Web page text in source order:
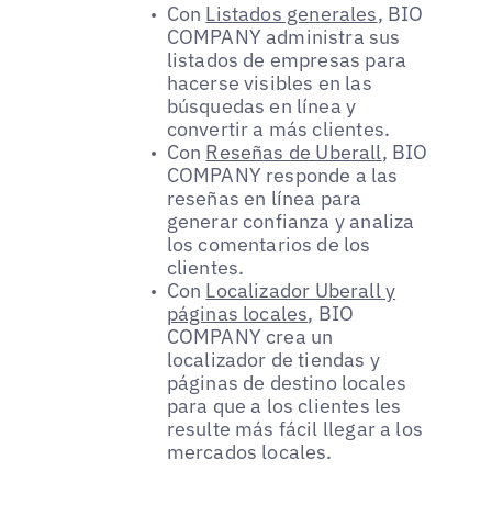
Con Listados generales, BIO
COMPANY administra sus
listados de empresas para
hacerse visibles en las
búsquedas en línea y
convertir a más clientes.
Con Reseñas de Uberall, BIO
COMPANY responde a las
reseñas en línea para
generar confianza y analiza
los comentarios de los
clientes.
Con Localizador Uberall y
páginas locales, BIO
COMPANY crea un
localizador de tiendas y
páginas de destino locales
para que a los clientes les
resulte más fácil llegar a los
mercados locales.